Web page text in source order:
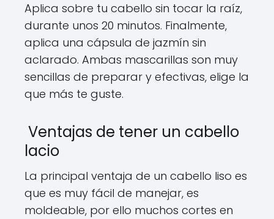
Aplica sobre tu cabello sin tocar la raíz,
durante unos 20 minutos. Finalmente,
aplica una cápsula de jazmín sin
aclarado. Ambas mascarillas son muy
sencillas de preparar y efectivas, elige la
que más te guste.
Ventajas de tener un cabello
lacio
La principal ventaja de un cabello liso es
que es muy fácil de manejar, es
moldeable, por ello muchos cortes en